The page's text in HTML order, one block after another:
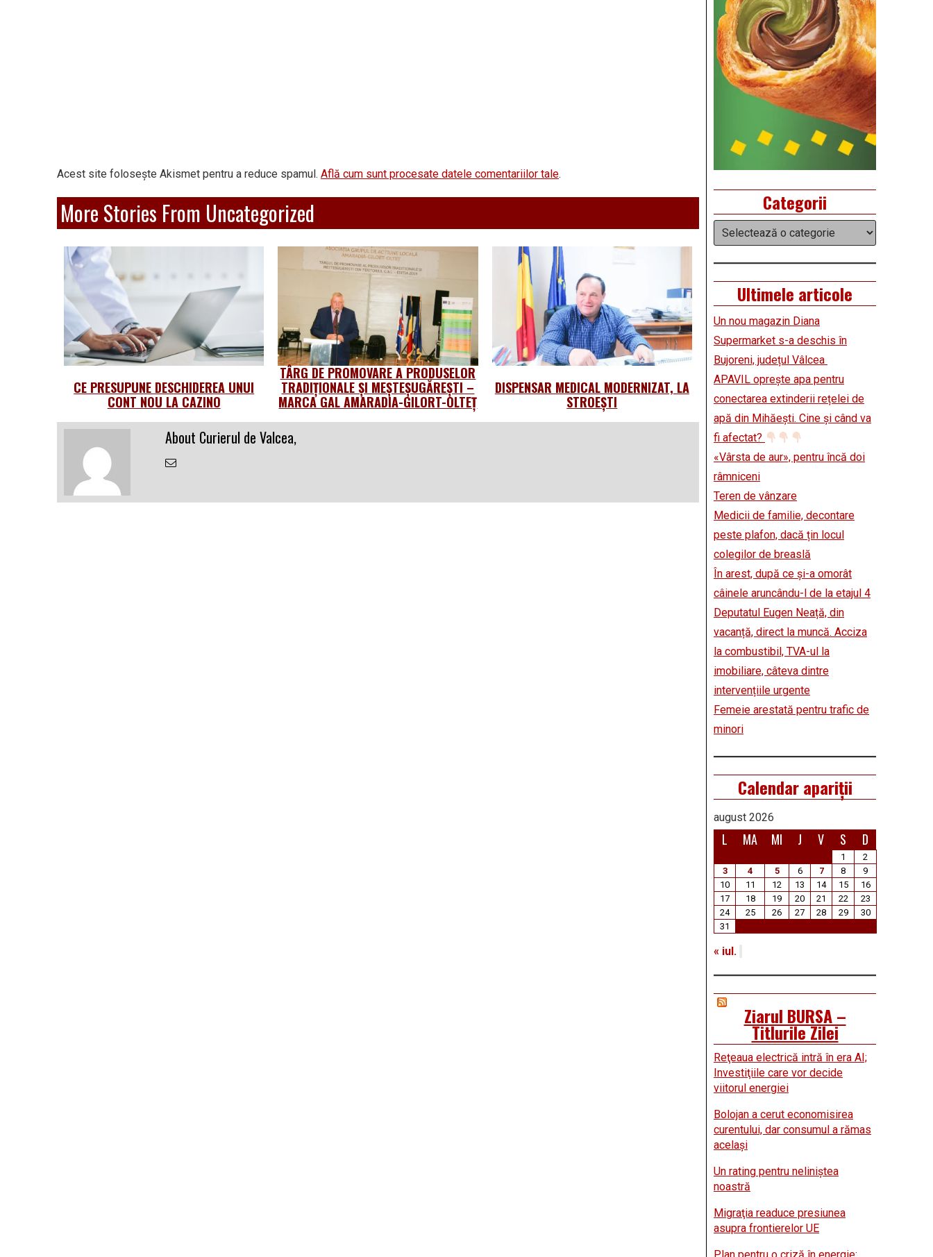
Acest site folosește Akismet pentru a reduce spamul. Află cum sunt procesate datele comentariilor tale.
More Stories From Uncategorized
CE PRESUPUNE DESCHIDEREA UNUI
CONT NOU LA CAZINO
TÂRG DE PROMOVARE A PRODUSELOR
TRADIȚIONALE ȘI MEȘTEȘUGĂREȘTI –
MARCA GAL AMARADIA-GILORT-OLTEȚ
DISPENSAR MEDICAL MODERNIZAT, LA
STROEȘTI
About Curierul de Valcea,
Email
Categorii
Categorii
Ultimele articole
Un nou magazin Diana
Supermarket s-a deschis în
Bujoreni, județul Vâlcea
APAVIL oprește apa pentru
conectarea extinderii rețelei de
apă din Mihăești. Cine și când va
fi afectat?
«Vârsta de aur», pentru încă doi
râmniceni
Teren de vânzare
Medicii de familie, decontare
peste plafon, dacă țin locul
colegilor de breaslă
În arest, după ce și-a omorât
câinele aruncându-l de la etajul 4
Deputatul Eugen Neață, din
vacanță, direct la muncă. Acciza
la combustibil, TVA-ul la
imobiliare, câteva dintre
intervențiile urgente
Femeie arestată pentru trafic de
minori
Calendar apariții
august 2026
L MA MI J V S D
1
2
3
4 5 6 7 8
9
10
11 12 13 14 15
16
17
18 19 20 21 22
23
24
25 26 27 28 29
30
31
« iul.
Ziarul BURSA –
Titlurile Zilei
Reţeaua electrică intră în era AI;
Investiţiile care vor decide
viitorul energiei
Bolojan a cerut economisirea
curentului, dar consumul a rămas
acelaşi
Un rating pentru neliniştea
noastră
Migraţia readuce presiunea
asupra frontierelor UE